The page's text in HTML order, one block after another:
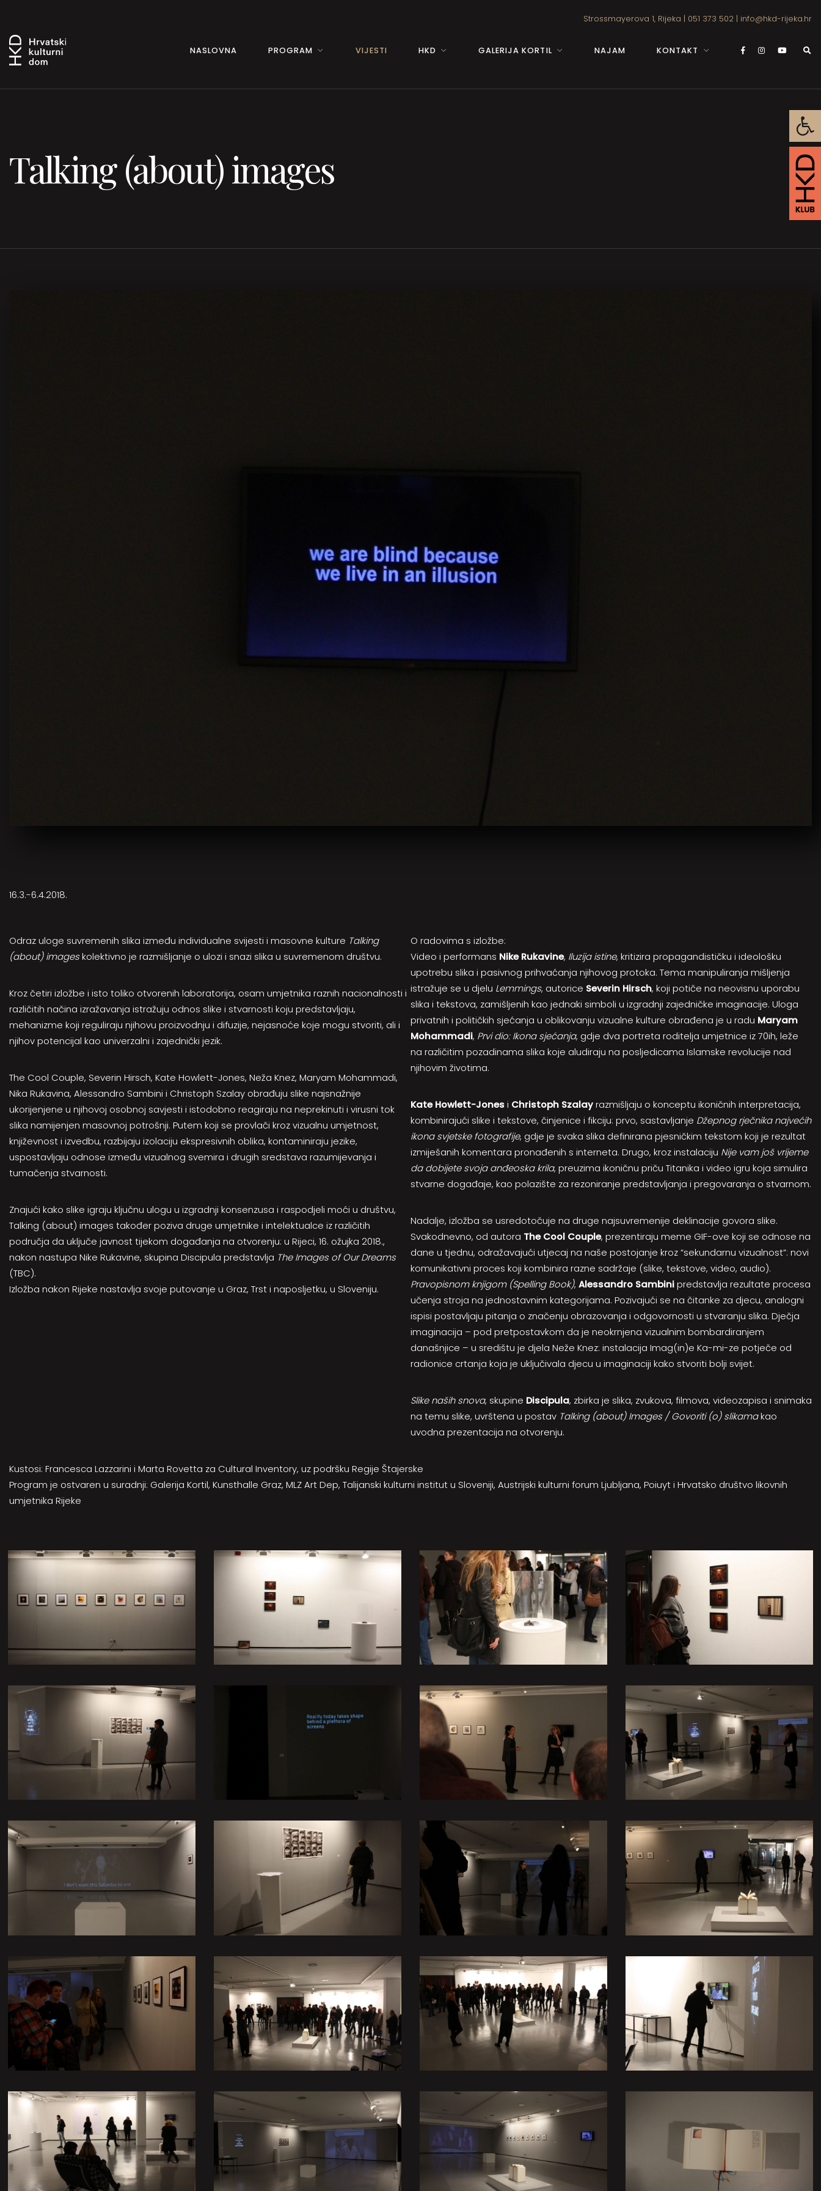
Strossmayerova 1, Rijeka | 051 373 502 | info@hkd-rijeka.hr
NASLOVNA PROGRAM VIJESTI HKD GALERIJA KORTIL NAJAM KONTAKT
Talking (about) images
16.3.-6.4.2018.
Odraz uloge suvremenih slika između individualne svijesti i masovne kulture Talking
(about) imageskolektivno je razmišljanje o ulozi i snazi slika u suvremenom društvu.
Kroz četiri izložbe i isto toliko otvorenih laboratorija, osam umjetnika raznih nacionalnosti i
različitih načina izražavanja istražuju odnos slike i stvarnosti koju predstavljaju,
mehanizme koji reguliraju njihovu proizvodnju i difuzije, nejasnoće koje mogu stvoriti, ali i
njihov potencijal kao univerzalni i zajednički jezik.
The Cool Couple, Severin Hirsch, Kate Howlett-Jones, Neža Knez, Maryam Mohammadi,
Nika Rukavina, Alessandro Sambini i Christoph Szalay obrađuju slike najsnažnije
ukorijenjene u njihovoj osobnoj savjesti i istodobno reagiraju na neprekinuti i virusni tok
slika namijenjen masovnoj potrošnji. Putem koji se provlači kroz vizualnu umjetnost,
književnost i izvedbu, razbijaju izolaciju ekspresivnih oblika, kontaminiraju jezike,
uspostavljaju odnose između vizualnog svemira i drugih sredstava razumijevanja i
tumačenja stvarnosti.
Znajući kako slike igraju ključnu ulogu u izgradnji konsenzusa i raspodjeli moći u društvu,
Talking (about) images također poziva druge umjetnike i intelektualce iz različitih
područja da uključe javnost tijekom događanja na otvorenju: u Rijeci, 16. ožujka 2018.,
nakon nastupa Nike Rukavine, skupina Discipula predstavlja The Images of Our Dreams
(TBC).
Izložba nakon Rijeke nastavlja svoje putovanje u Graz, Trst i naposljetku, u Sloveniju.
O radovima s izložbe:
Video i performans Nike Rukavine, Iluzija istine, kritizira propagandističku i ideološku
upotrebu slika i pasivnog prihvaćanja njihovog protoka. Tema manipuliranja mišljenja
istražuje se u djelu Lemmings, autorice Severin Hirsch, koji potiče na neovisnu uporabu
slika i tekstova, zamišljenih kao jednaki simboli u izgradnji zajedničke imaginacije. Uloga
privatnih i političkih sjećanja u oblikovanju vizualne kulture obrađena je u radu Maryam
Mohammadi, Prvi dio: Ikona sjećanja, gdje dva portreta roditelja umjetnice iz 70ih, leže
na različitim pozadinama slika koje aludiraju na posljedicama Islamske revolucije nad
njihovim životima.
Kate Howlett-Jonesi Christoph Szalayrazmišljaju o konceptu ikoničnih interpretacija,
kombinirajući slike i tekstove, činjenice i fikciju: prvo, sastavljanje Džepnog rječnika najvećih
ikona svjetske fotografije, gdje je svaka slika definirana pjesničkim tekstom koji je rezultat
izmiješanih komentara pronađenih s interneta. Drugo, kroz instalaciju Nije vam još vrijeme
da dobijete svoja anđeoska krila, preuzima ikoničnu priču Titanika i video igru koja simulira
stvarne događaje, kao polazište za rezoniranje predstavljanja i pregovaranja o stvarnom.
Nadalje, izložba se usredotočuje na druge najsuvremenije deklinacije govora slike.
Svakodnevno, od autora The Cool Couple, prezentiraju meme GIF-ove koji se odnose na
dane u tjednu, odražavajući utjecaj na naše postojanje kroz “sekundarnu vizualnost”: novi
komunikativni proces koji kombinira razne sadržaje (slike, tekstove, video, audio).
Pravopisnom knjigom (Spelling Book), Alessandro Sambinipredstavlja rezultate procesa
učenja stroja na jednostavnim kategorijama. Pozivajući se na čitanke za djecu, analogni
ispisi postavljaju pitanja o značenju obrazovanja i odgovornosti u stvaranju slika. Dječja
imaginacija – pod pretpostavkom da je neokrnjena vizualnim bombardiranjem
današnjice – u središtu je djela Neže Knez: instalacija Imag(in)e Ka-mi-ze potječe od
radionice crtanja koja je uključivala djecu u imaginaciji kako stvoriti bolji svijet.
Slike naših snova, skupine Discipula, zbirka je slika, zvukova, filmova, videozapisa i snimaka
na temu slike, uvrštena u postav Talking (about) Images / Govoriti (o) slikamakao
uvodna prezentacija na otvorenju.
Kustosi: Francesca Lazzarini i Marta Rovetta za Cultural Inventory, uz podršku Regije Štajerske
Program je ostvaren u suradnji: Galerija Kortil, Kunsthalle Graz, MLZ Art Dep, Talijanski kulturni institut u Sloveniji, Austrijski kulturni forum Ljubljana, Poiuyt i Hrvatsko društvo likovnih
umjetnika Rijeke